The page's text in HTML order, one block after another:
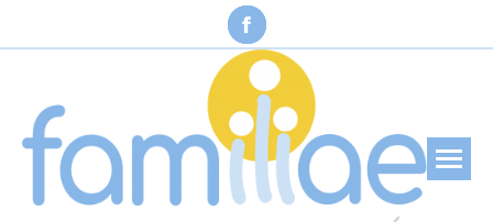
Facebook
page
opens
in
new